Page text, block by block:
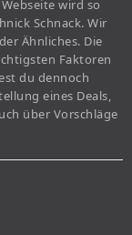
wird so
Schnack. Wir
Ähnliches. Die
Faktoren
du dennoch
eines Deals,
über Vorschläge